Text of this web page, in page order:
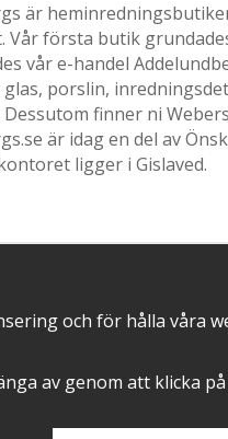
är
Vår första butik
vår e-handel
porslin,
finner ni
är idag en del av
ligger i Gislaved.
och för hålla våra
av genom att klicka